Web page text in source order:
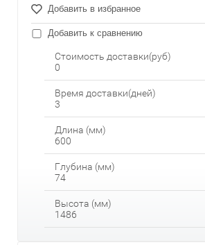
Добавить в избранное
Добавить к сравнению
Стоимость доставки(руб)
0
Время доставки(дней)
3
Длина (мм)
600
Глубина (мм)
74
Высота (мм)
1486